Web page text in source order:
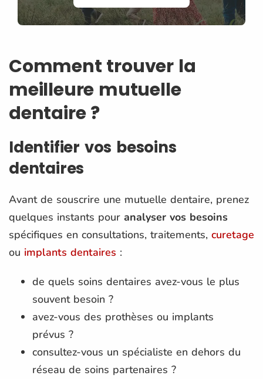
Comment trouver la
meilleure mutuelle
dentaire ?
Identifier vos besoins
dentaires
Avant de souscrire une mutuelle dentaire, prenez
quelques instants pour analyser vos besoins
spécifiques en consultations, traitements, curetage
ou implants dentaires :
de quels soins dentaires avez-vous le plus
souvent besoin ?
avez-vous des prothèses ou implants
prévus ?
consultez-vous un spécialiste en dehors du
réseau de soins partenaires ?